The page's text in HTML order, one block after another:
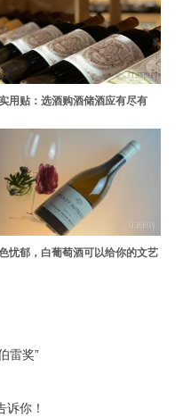
用贴：选酒购酒储酒应有尽有
忧郁，白葡萄酒可以给你的文艺
雷奖”
你！